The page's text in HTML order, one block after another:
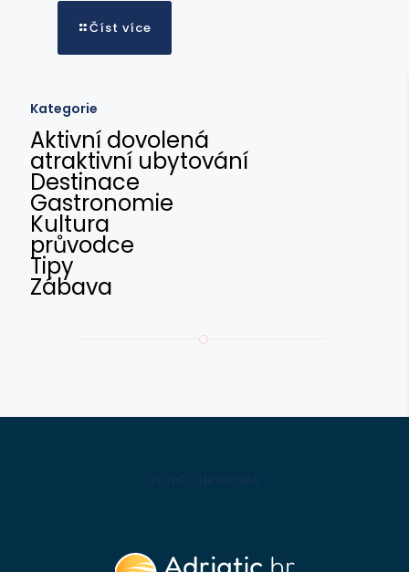
Číst více
Kategorie
Aktivní dovolená
atraktivní ubytování
Destinace
Gastronomie
Kultura
průvodce
Tipy
Zábava
VODIČ - HRVATSKA